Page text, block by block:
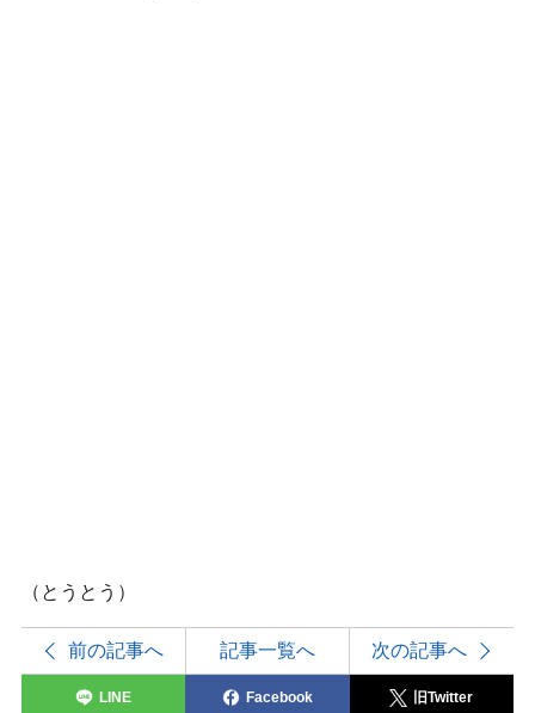
（とうとう）
前の記事へ 記事一覧へ 次の記事へ
LINE Facebook 旧Twitter